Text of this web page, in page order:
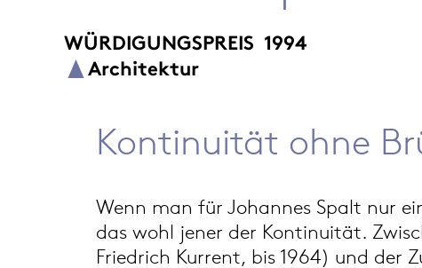
WÜRDIGUNGSPREIS 1994
Architektur
Kontinuität ohne
Wenn man für Johannes Spalt nur
das wohl jener der Kontinuität.
Friedrich Kurrent, bis 1964) und der